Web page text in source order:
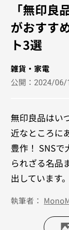
「無印良
がおすす
ト3選
雑貨・家電
公開：2024/06/
無印良品はい
近なところに
豊作！ SNSで
られざる名品
出しています。
執筆者：